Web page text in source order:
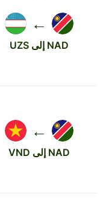
←
NAD إلى UZS
←
NAD إلى VND